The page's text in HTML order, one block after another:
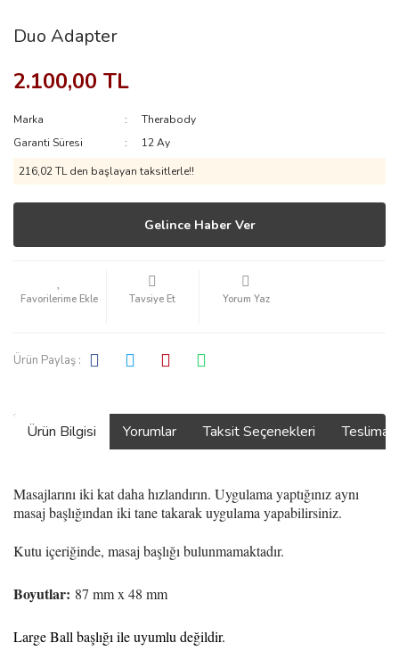
Duo Adapter
2.100,00 TL
Marka
Therabody
Garanti Süresi
12 Ay
216,02 TL den başlayan taksitlerle!!
Gelince Haber Ver
Tavsiye Et Yorum Yaz
Ürün Paylaş :
Ürün Bilgisi Yorumlar Taksit Seçenekleri
Masajlarını iki kat daha hızlandırın. Uygulama yaptığınız aynı
masaj başlığından iki tane takarak uygulama yapabilirsiniz.
Kutu içeriğinde, masaj başlığı bulunmamaktadır.
Boyutlar: 87 mm x 48 mm
Large Ball başlığı ile uyumlu değildir.